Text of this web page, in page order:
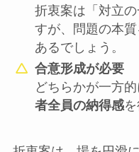
折衷案は「対立
すが、問題の本
あるでしょう。
合意形成が必要
どちらかが一方
者全員の納得感を